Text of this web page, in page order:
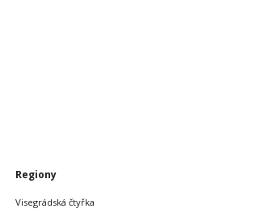
Přeskočit
Regiony
Visegrádská čtyřka